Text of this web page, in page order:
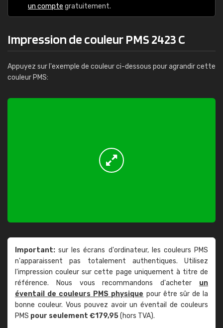
un compte gratuitement.
Impression de couleur PMS 2423 C
Appuyez sur l'exemple de couleur ci-dessous pour agrandir cette
couleur PMS:
Important: sur les écrans d'ordinateur, les couleurs PMS
n'apparaissent pas totalement authentiques. Utilisez
l'impression couleur sur cette page uniquement à titre de
référence. Nous vous recommandons d'acheter un
éventail de couleurs PMS physique pour être sûr de la
bonne couleur. Vous pouvez avoir un éventail de couleurs
PMS pour seulement €179,95(hors TVA).